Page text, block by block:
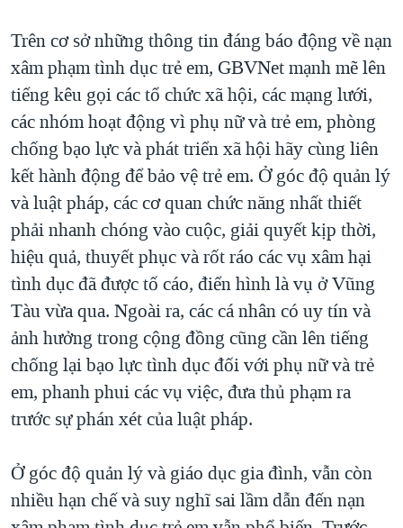
Trên cơ sở những thông tin đáng báo động về nạn
xâm phạm tình dục trẻ em, GBVNet mạnh mẽ lên
tiếng kêu gọi các tổ chức xã hội, các mạng lưới,
các nhóm hoạt động vì phụ nữ và trẻ em, phòng
chống bạo lực và phát triển xã hội hãy cùng liên
kết hành động để bảo vệ trẻ em. Ở góc độ quản lý
và luật pháp, các cơ quan chức năng nhất thiết
phải nhanh chóng vào cuộc, giải quyết kịp thời,
hiệu quả, thuyết phục và rốt ráo các vụ xâm hại
tình dục đã được tố cáo, điển hình là vụ ở Vũng
Tàu vừa qua. Ngoài ra, các cá nhân có uy tín và
ảnh hưởng trong cộng đồng cũng cần lên tiếng
chống lại bạo lực tình dục đối với phụ nữ và trẻ
em, phanh phui các vụ việc, đưa thủ phạm ra
trước sự phán xét của luật pháp.
Ở góc độ quản lý và giáo dục gia đình, vẫn còn
nhiều hạn chế và suy nghĩ sai lầm dẫn đến nạn